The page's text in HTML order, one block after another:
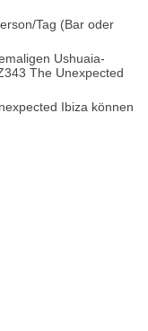
Tag (Bar oder
Ushuaia-
The Unexpected
Ibiza können